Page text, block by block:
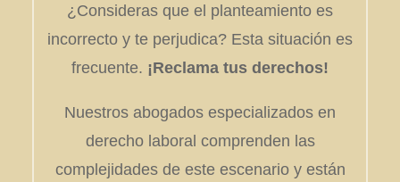
¿Consideras que el planteamiento es
incorrecto y te perjudica? Esta situación es
frecuente. ¡Reclama tus derechos!
Nuestros abogados especializados en
derecho laboral comprenden las
complejidades de este escenario y están